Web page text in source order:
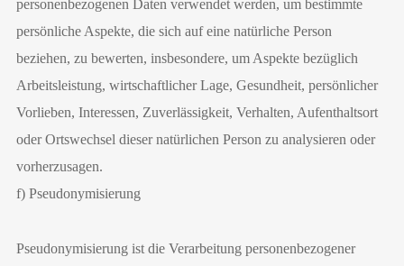
personenbezogenen Daten verwendet werden, um bestimmte
persönliche Aspekte, die sich auf eine natürliche Person
beziehen, zu bewerten, insbesondere, um Aspekte bezüglich
Arbeitsleistung, wirtschaftlicher Lage, Gesundheit, persönlicher
Vorlieben, Interessen, Zuverlässigkeit, Verhalten, Aufenthaltsort
oder Ortswechsel dieser natürlichen Person zu analysieren oder
vorherzusagen.
f) Pseudonymisierung
Pseudonymisierung ist die Verarbeitung personenbezogener